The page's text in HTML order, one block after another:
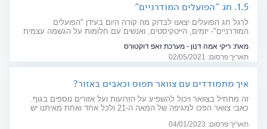
1.5. חג "הפועלים המודרניים"
לרגל חג הפועלים יצאנו לבדוק מה קורה היום בעידן "הפועלים
המודרניים"- יזמים, הייטקיסטים, ואנשים עם חלומות על הגשמה עצמית
מאירי, פסיכולוג תעסוקתי. מחבר הספר "המגפה השקטה במקומות
העבודה"
מאת: ריקי אמה דנון - מערכת זאפ דוקטורס
תאריך פרסום: 02/05/2021
איך מתמודדים עם צוואר תפוס וכאבים באזור?
זה מתחיל בצוואר ויכול להשפיע על הזרועות ועל אזורים נוספים בגוף.
כאבי צוואר הפכו למגיפה של המאה ה-21 ולכל אחד ואחת מאיתנו יש
תאריך פרסום: 04/01/2023